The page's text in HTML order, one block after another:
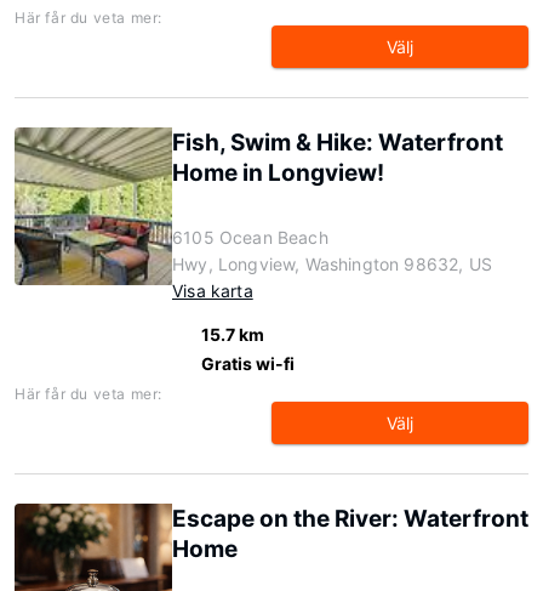
Här får du veta mer:
Välj
Fish, Swim & Hike: Waterfront
Home in Longview!
6105 Ocean Beach
Hwy, Longview, Washington 98632, US
Visa karta
15.7 km
Gratis wi-fi
Här får du veta mer:
Välj
Escape on the River: Waterfront
Home